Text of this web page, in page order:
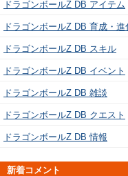
ドラゴンボールZ DB アイテム
ドラゴンボールZ DB 育成・進
ドラゴンボールZ DB スキル
ドラゴンボールZ DB イベント
ドラゴンボールZ DB 雑談
ドラゴンボールZ DB クエスト
ドラゴンボールZ DB 情報
新着コメント